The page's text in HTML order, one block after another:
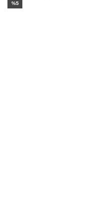
%5